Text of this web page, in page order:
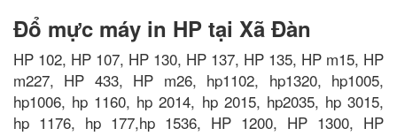
Đổ mực máy in HP tại Xã Đàn
HP 102, HP 107, HP 130, HP 137, HP 135, HP m15, HP
m227, HP 433, HP m26, hp1102, hp1320, hp1005,
hp1006, hp 1160, hp 2014, hp 2015, hp2035, hp 3015,
hp 1176, hp 177,hp 1536, HP 1200, HP 1300, HP